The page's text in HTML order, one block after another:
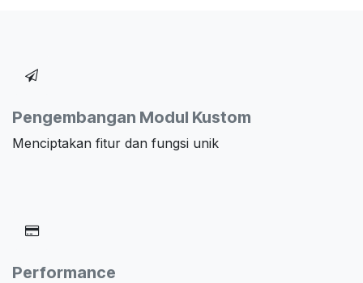
Pengembangan Modul Kustom
Menciptakan fitur dan fungsi unik
Performance